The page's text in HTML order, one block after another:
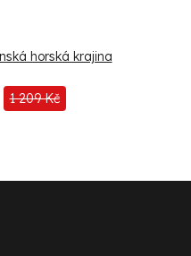
horská krajina
1 209 Kč